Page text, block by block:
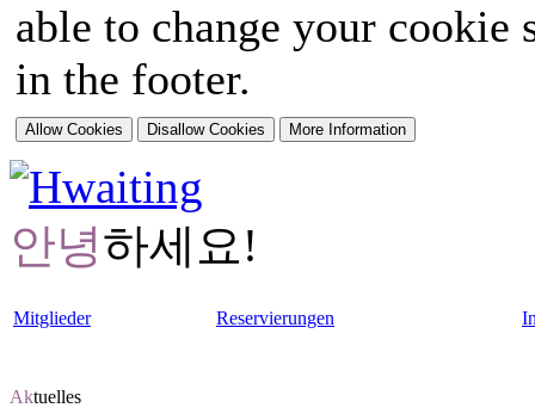
able to change your
in the footer.
안녕하세요!
Mitglieder Reservierungen
Aktuelles